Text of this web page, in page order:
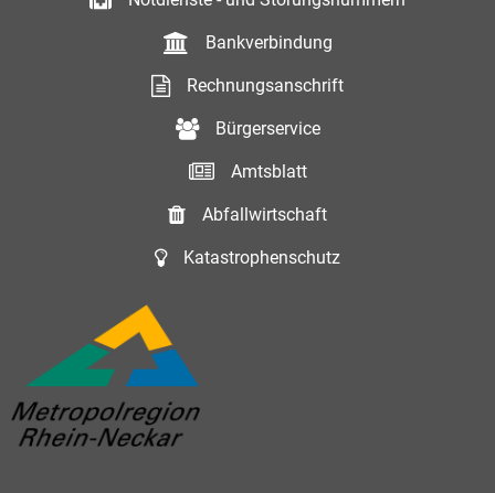
Bankverbindung
Rechnungsanschrift
Bürgerservice
Amtsblatt
Abfallwirtschaft
Katastrophenschutz